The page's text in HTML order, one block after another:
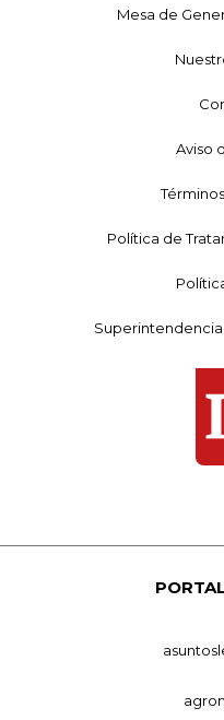
Mesa de
Aviso
Política de